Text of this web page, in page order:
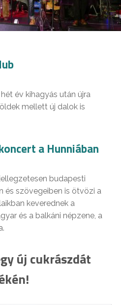
év kihagyás után újra
mellett új dalok is
a Hunniában
budapesti
és szövegeiben is ötvözi a
keverednek a
és a balkáni népzene, a
új cukrászdát